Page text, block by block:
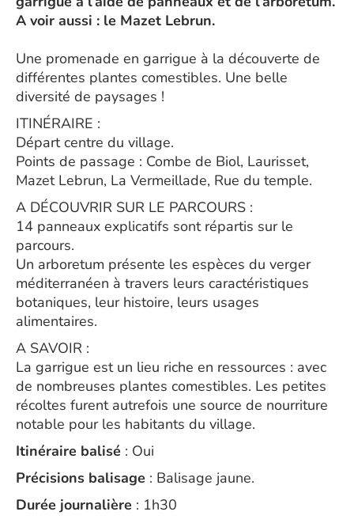
A voir aussi : le Mazet Lebrun.
Une promenade en garrigue à la découverte de
différentes plantes comestibles. Une belle
diversité de paysages !
ITINÉRAIRE :
Départ centre du village.
Points de passage : Combe de Biol, Laurisset,
Mazet Lebrun, La Vermeillade, Rue du temple.
A DÉCOUVRIR SUR LE PARCOURS :
14 panneaux explicatifs sont répartis sur le
parcours.
Un arboretum présente les espèces du verger
méditerranéen à travers leurs caractéristiques
botaniques, leur histoire, leurs usages
alimentaires.
A SAVOIR :
La garrigue est un lieu riche en ressources : avec
de nombreuses plantes comestibles. Les petites
récoltes furent autrefois une source de nourriture
notable pour les habitants du village.
Itinéraire balisé : Oui
Précisions balisage : Balisage jaune.
Durée journalière : 1h30